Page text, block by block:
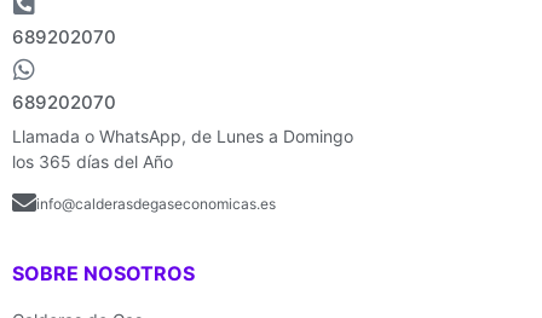
689202070
689202070
Llamada o WhatsApp, de Lunes a Domingo
los 365 días del Año
info@calderasdegaseconomicas.es
SOBRE NOSOTROS